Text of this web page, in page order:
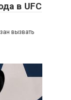
в UFC
вызвать